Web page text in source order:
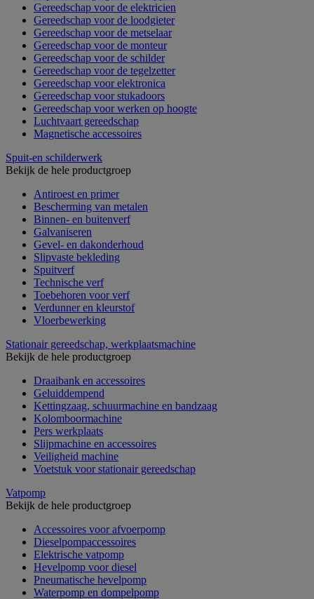
Gereedschap voor de elektricien
Gereedschap voor de loodgieter
Gereedschap voor de metselaar
Gereedschap voor de monteur
Gereedschap voor de schilder
Gereedschap voor de tegelzetter
Gereedschap voor elektronica
Gereedschap voor stukadoors
Gereedschap voor werken op hoogte
Luchtvaart gereedschap
Magnetische accessoires
Spuit-en schilderwerk
Bekijk de hele productgroep
Antiroest en primer
Bescherming van metalen
Binnen- en buitenverf
Galvaniseren
Gevel- en dakonderhoud
Slipvaste bekleding
Spuitverf
Technische verf
Toebehoren voor verf
Verdunner en kleurstof
Vloerbewerking
Stationair gereedschap, werkplaatsmachine
Bekijk de hele productgroep
Draaibank en accessoires
Geluiddempend
Kettingzaag, schuurmachine en bandzaag
Kolomboormachine
Pers werkplaats
Slijpmachine en accessoires
Veiligheid machine
Voetstuk voor stationair gereedschap
Vatpomp
Bekijk de hele productgroep
Accessoires voor afvoerpomp
Dieselpompaccessoires
Elektrische vatpomp
Hevelpomp voor diesel
Pneumatische hevelpomp
Waterpomp en dompelpomp